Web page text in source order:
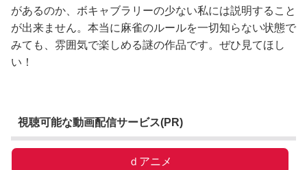
があるのか、ボキャブラリーの少ない私には説明すること
が出来ません。本当に麻雀のルールを一切知らない状態で
みても、雰囲気で楽しめる謎の作品です。ぜひ見てほし
い！
視聴可能な動画配信サービス(PR)
ｄアニメ